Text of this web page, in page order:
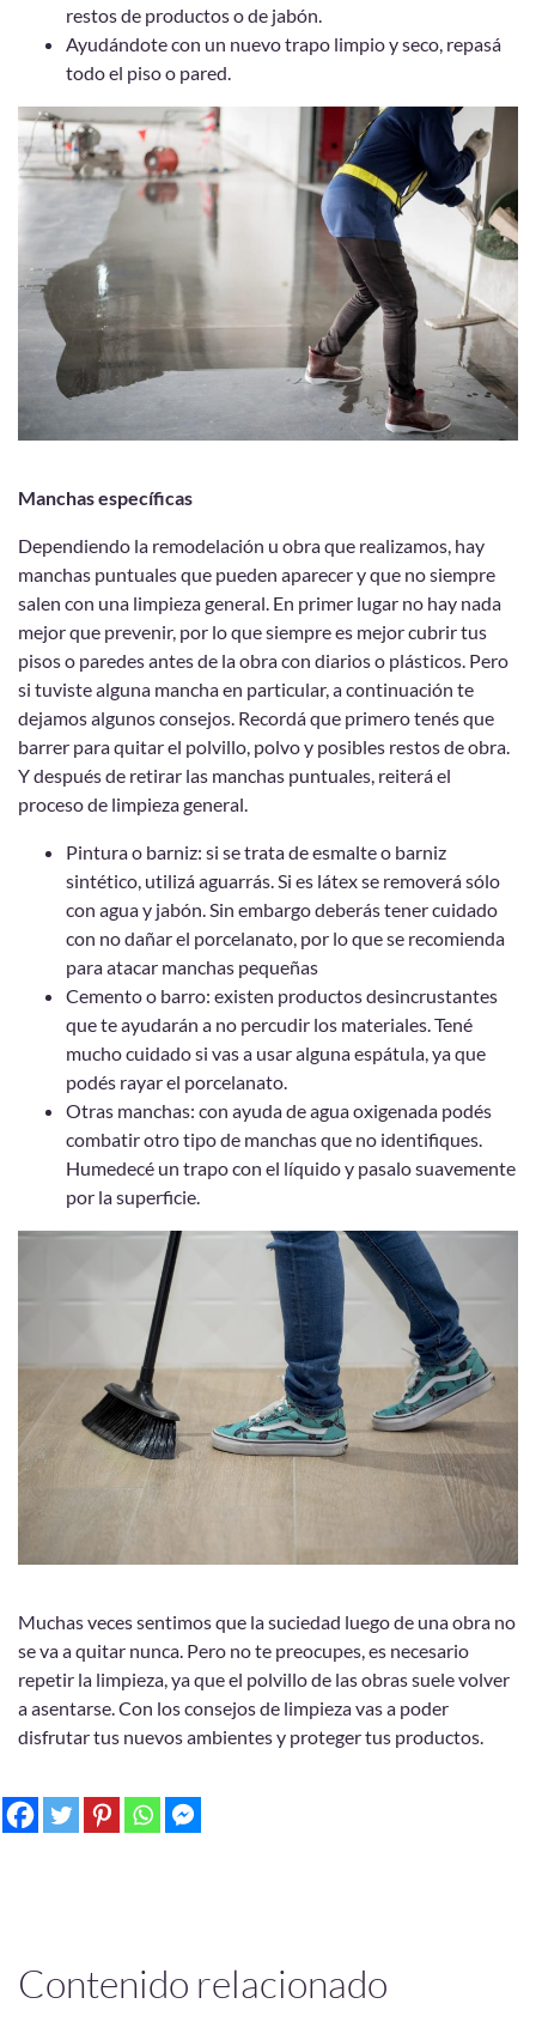
restos de productos o de jabón.
Ayudándote con un nuevo trapo limpio y seco, repasá
todo el piso o pared.
Manchas específicas
Dependiendo la remodelación u obra que realizamos, hay
manchas puntuales que pueden aparecer y que no siempre
salen con una limpieza general. En primer lugar no hay nada
mejor que prevenir, por lo que siempre es mejor cubrir tus
pisos o paredes antes de la obra con diarios o plásticos. Pero
si tuviste alguna mancha en particular, a continuación te
dejamos algunos consejos. Recordá que primero tenés que
barrer para quitar el polvillo, polvo y posibles restos de obra.
Y después de retirar las manchas puntuales, reiterá el
proceso de limpieza general.
Pintura o barniz: si se trata de esmalte o barniz
sintético, utilizá aguarrás. Si es látex se removerá sólo
con agua y jabón. Sin embargo deberás tener cuidado
con no dañar el porcelanato, por lo que se recomienda
para atacar manchas pequeñas
Cemento o barro: existen productos desincrustantes
que te ayudarán a no percudir los materiales. Tené
mucho cuidado si vas a usar alguna espátula, ya que
podés rayar el porcelanato.
Otras manchas: con ayuda de agua oxigenada podés
combatir otro tipo de manchas que no identifiques.
Humedecé un trapo con el líquido y pasalo suavemente
por la superficie.
Muchas veces sentimos que la suciedad luego de una obra no
se va a quitar nunca. Pero no te preocupes, es necesario
repetir la limpieza, ya que el polvillo de las obras suele volver
a asentarse. Con los consejos de limpieza vas a poder
disfrutar tus nuevos ambientes y proteger tus productos.
Contenido relacionado